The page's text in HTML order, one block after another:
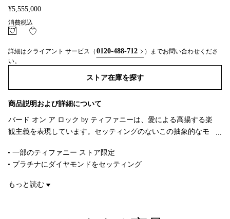
¥5,555,000
消費税込
詳細はクライアント サービス（ 0120-488-712
）までお問い合わせくださ
い。
ストア在庫を探す​​
商品説明および詳細について
バード オン ア ロック by ティファニーは、愛による高揚する楽
観主義を表現しています。セッティングのないこの抽象的なモ
す。特別なハイジュエリー技術を用いて精巧に作り上げられ
た、光り輝くプラチナのコンバーチブル ピアス。大胆な彫刻の
ような羽根があしらわれています。どのデザインも、自然界の
一部のティファニー ストア限定
プラチナにダイヤモンドをセッティング
ダイヤモンド 合計 2.46カラット
もっと読む